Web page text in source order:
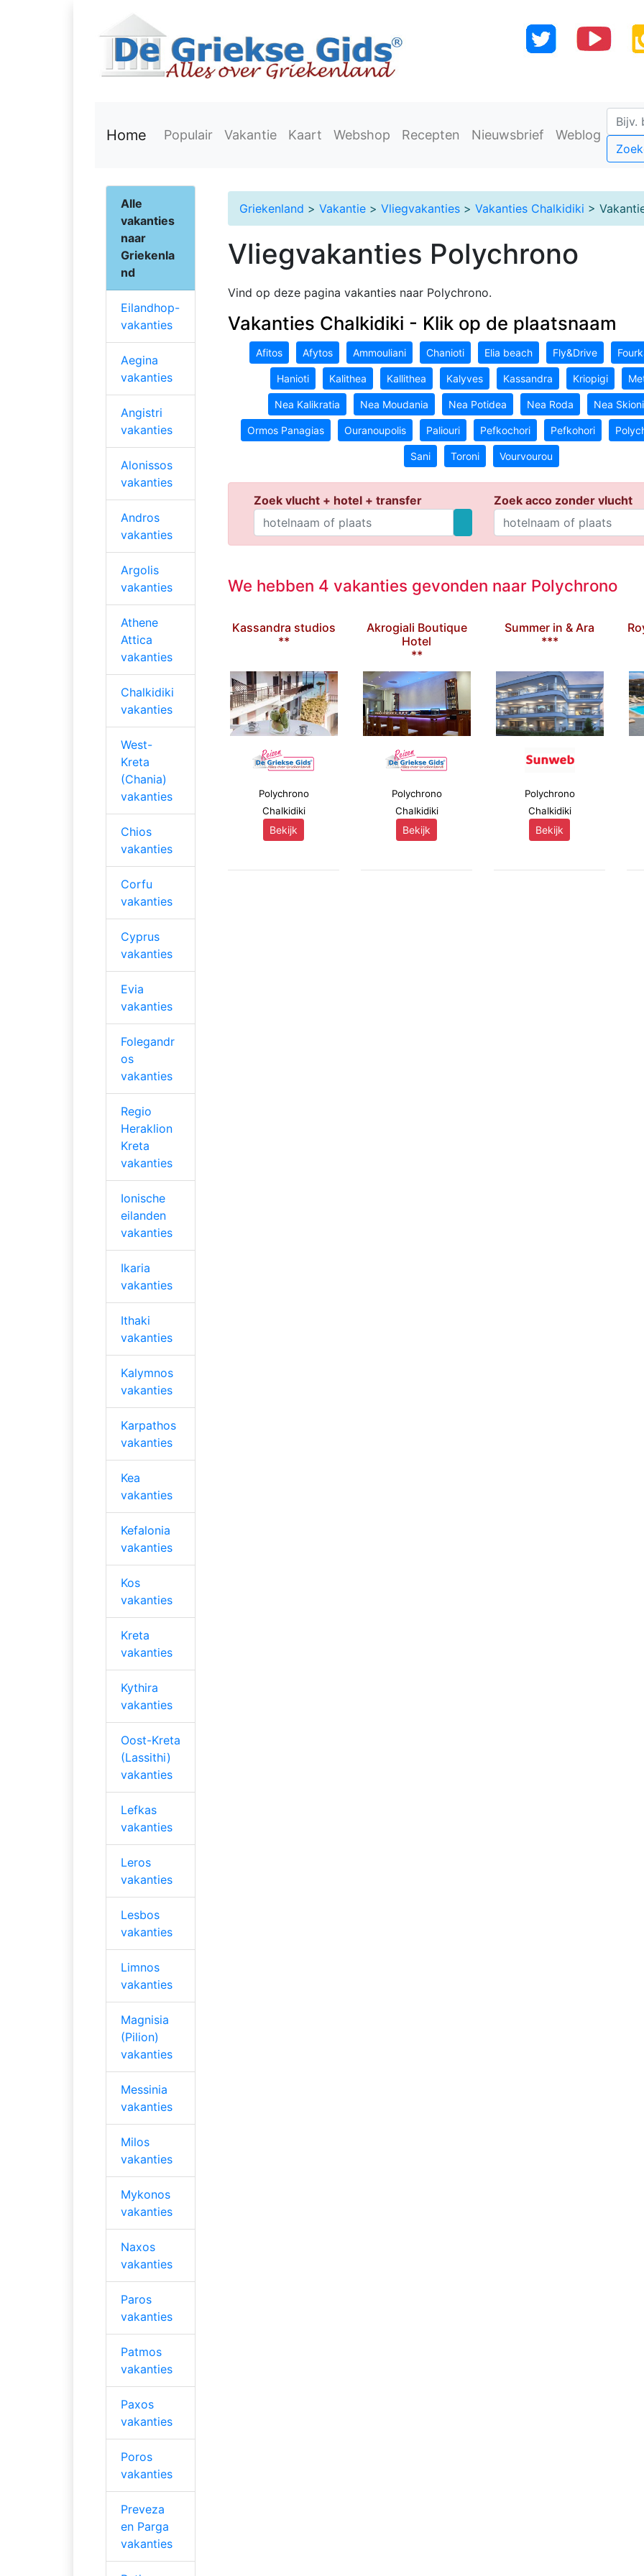
Home Populair Vakantie Kaart Webshop Recepten Nieuwsbrief Weblog
Alle
vakanties
naar
Griekenla
nd
Eilandhop-
vakanties
Aegina
vakanties
Angistri
vakanties
Alonissos
vakanties
Andros
vakanties
Argolis
vakanties
Athene
Attica
vakanties
Chalkidiki
vakanties
West-
Kreta
(Chania)
vakanties
Chios
vakanties
Corfu
vakanties
Cyprus
vakanties
Evia
vakanties
Folegandr
os
vakanties
Regio
Heraklion
Kreta
vakanties
Ionische
eilanden
vakanties
Ikaria
vakanties
Ithaki
vakanties
Kalymnos
vakanties
Karpathos
vakanties
Kea
vakanties
Kefalonia
vakanties
Kos
vakanties
Kreta
vakanties
Kythira
vakanties
Oost-Kreta
(Lassithi)
vakanties
Lefkas
vakanties
Leros
vakanties
Lesbos
vakanties
Limnos
vakanties
Magnisia
(Pilion)
vakanties
Messinia
vakanties
Milos
vakanties
Mykonos
vakanties
Naxos
vakanties
Paros
vakanties
Patmos
vakanties
Paxos
vakanties
Poros
vakanties
Preveza
en Parga
vakanties
Griekenland > Vakantie > Vliegvakanties > Vakanties Chalkidiki >
Vliegvakanties Polychrono
Vind op deze pagina vakanties naar Polychrono.
Vakanties Chalkidiki - Klik op de plaatsnaam
Afitos Afytos Ammouliani Chanioti Elia beach Fly&Drive
Hanioti Kalithea Kallithea Kalyves Kassandra Kriopigi
Nea Kalikratia Nea Moudania Nea Potidea Nea Roda Nea Skioni
Ormos Panagias Ouranoupolis Paliouri Pefkochori Pefkohori
Sani Toroni Vourvourou
Zoek vlucht + hotel + transfer Zoek acco zonder vlucht
We hebben 4 vakanties gevonden naar Polychrono
Kassandra studios
**
Polychrono
Chalkidiki
Bekijk
Akrogiali Boutique
Hotel
**
Polychrono
Chalkidiki
Bekijk
Summer in & Ara
***
Polychrono
Chalkidiki
Bekijk